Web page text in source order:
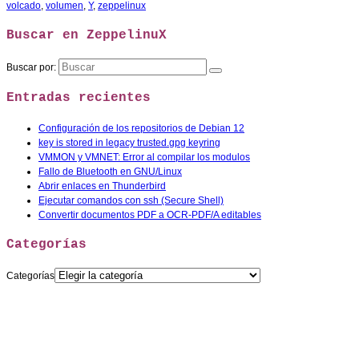
volcado, volumen, Y, zeppelinux
Buscar en ZeppelinuX
Buscar por:
Entradas recientes
Configuración de los repositorios de Debian 12
key is stored in legacy trusted.gpg keyring
VMMON y VMNET: Error al compilar los modulos
Fallo de Bluetooth en GNU/Linux
Abrir enlaces en Thunderbird
Ejecutar comandos con ssh (Secure Shell)
Convertir documentos PDF a OCR-PDF/A editables
Categorías
Categorías